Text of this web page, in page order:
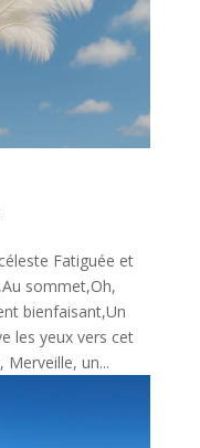
Fatiguée et
sommet,Oh,
bienfaisant,Un
les yeux vers cet
Merveille, un...